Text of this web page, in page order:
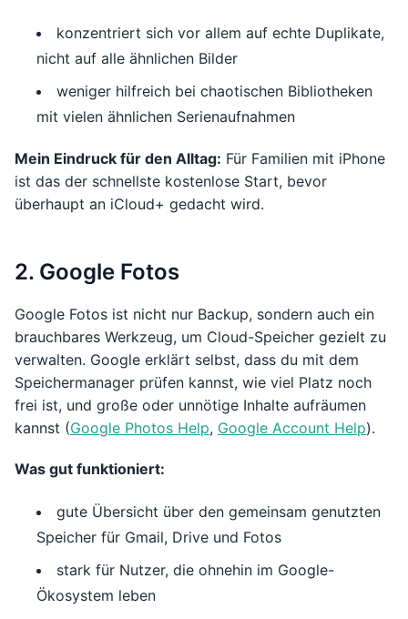
konzentriert sich vor allem auf echte Duplikate,
nicht auf alle ähnlichen Bilder
weniger hilfreich bei chaotischen Bibliotheken
mit vielen ähnlichen Serienaufnahmen
Mein Eindruck für den Alltag: Für Familien mit iPhone
ist das der schnellste kostenlose Start, bevor
überhaupt an iCloud+ gedacht wird.
2. Google Fotos
Google Fotos ist nicht nur Backup, sondern auch ein
brauchbares Werkzeug, um Cloud-Speicher gezielt zu
verwalten. Google erklärt selbst, dass du mit dem
Speichermanager prüfen kannst, wie viel Platz noch
frei ist, und große oder unnötige Inhalte aufräumen
kannst (Google Photos Help, Google Account Help).
Was gut funktioniert:
gute Übersicht über den gemeinsam genutzten
Speicher für Gmail, Drive und Fotos
stark für Nutzer, die ohnehin im Google-
Ökosystem leben